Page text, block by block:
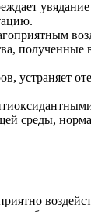
полученные в
среды,